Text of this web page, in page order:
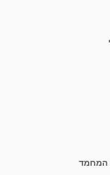
המחמד